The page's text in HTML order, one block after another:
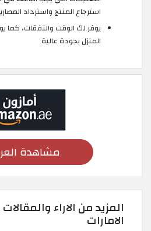
استرجاع المنتج واسترداد
يوفر لك الوقت والنفقات، كما
المنزل بجودة عالية
مشاهدة
المزيد من الاراء
الامارات